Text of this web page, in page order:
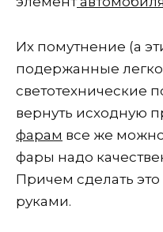
Их помутнение (а
подержанные
светотехнические
вернуть исходную
фарам все же
фары надо
Причем сделать
руками.